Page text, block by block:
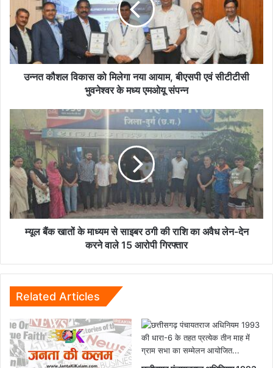
मिलेगा
नया
आयाम,
बीएसपी
एवं
सीटीटीसी
एमओयू
संपन्न
उन्नत कौशल विकास को मिलेगा नया आयाम, बीएसपी एवं सीटीटीसी
भुवनेश्वर के मध्य एमओयू संपन्न
बैंक
खातों
के
माध्यम
से
साइबर
ठगी
की
करने
वाले
आरोपी
गिरफ्तार
म्यूल बैंक खातों के माध्यम से साइबर ठगी की राशि का अवैध लेन-देन
करने वाले 15 आरोपी गिरफ्तार
Related Articles